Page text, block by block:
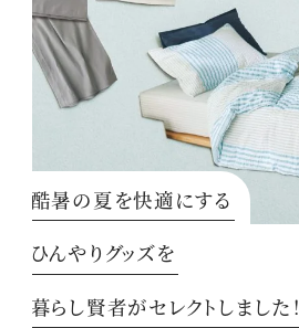
酷暑の夏を快適にする
ひんやりグッズを
暮らし賢者がセレクトしました！